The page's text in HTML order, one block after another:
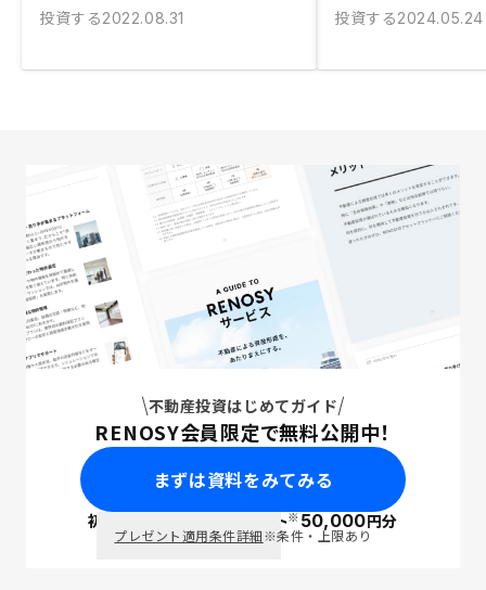
投資する2022.08.31
投資する2024.05.24
不動産投資はじめてガイド
RENOSY会員限定で無料公開中！
まずは資料をみてみる
初回面談で ポイント※50,000円分
プレゼント適用条件詳細※条件・上限あり